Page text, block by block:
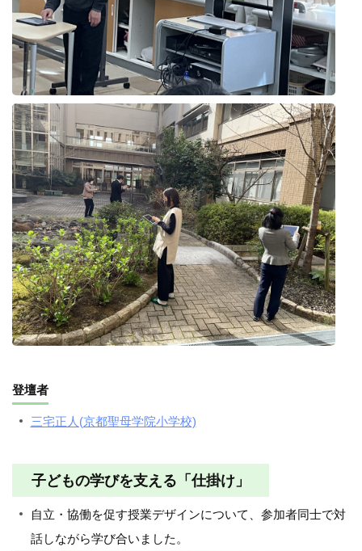
登壇者
三宅正人(京都聖母学院小学校)
子どもの学びを支える「仕掛け」
自立・協働を促す授業デザインについて、参加者同士で対
話しながら学び合いました。